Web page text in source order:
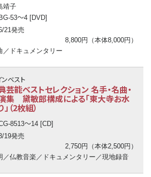
靖子
53〜4 [DVD]
21発売
8,800円（本体8,000円）
／ドキュメンタリー
ンベスト
芸能ベストセレクション 名手・名曲・
集 黛敏郎構成による「東大寺お水
（2枚組）
8513〜14 [CD]
19発売
2,750円（本体2,500円）
／仏教音楽／ドキュメンタリー／現地録音